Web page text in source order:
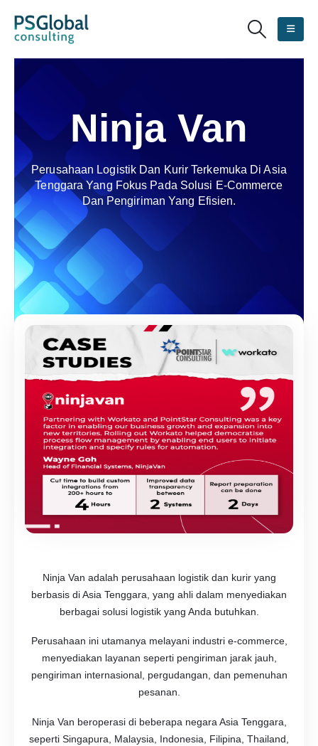
Ninja Van
Perusahaan Logistik Dan Kurir Terkemuka Di Asia
Tenggara Yang Fokus Pada Solusi E-Commerce
Dan Pengiriman Yang Efisien.
Ninja Van adalah perusahaan logistik dan kurir yang
berbasis di Asia Tenggara, yang ahli dalam menyediakan
berbagai solusi logistik yang Anda butuhkan.
Perusahaan ini utamanya melayani industri e-commerce,
menyediakan layanan seperti pengiriman jarak jauh,
pengiriman internasional, pergudangan, dan pemenuhan
pesanan.
Ninja Van beroperasi di beberapa negara Asia Tenggara,
seperti Singapura, Malaysia, Indonesia, Filipina, Thailand,